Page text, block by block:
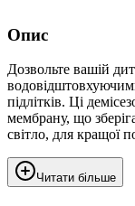
Опис
Дозвольте вашій
підлітків. Ці
мембрану, що
світло, для кращої
Читати більше